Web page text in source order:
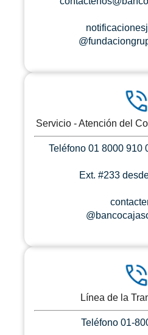
Servicio - Atención del
Teléfono 01 8000 910
Ext. #233
Línea de la
Teléfono 01-